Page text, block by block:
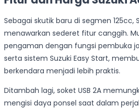
Sebagai skutik baru di segmen 125cc,
menawarkan sederet fitur canggih.
pengaman dengan fungsi pembuka
serta sistem Suzuki Easy Start,
berkendara menjadi lebih praktis.
Ditambah lagi, soket USB 2A
mengisi daya ponsel saat dalam